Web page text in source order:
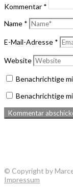
Kommentar *
Name *
E-Mail-Adresse *
Website
Benachrichtige
Benachrichtige
© Copyright by
Impressum